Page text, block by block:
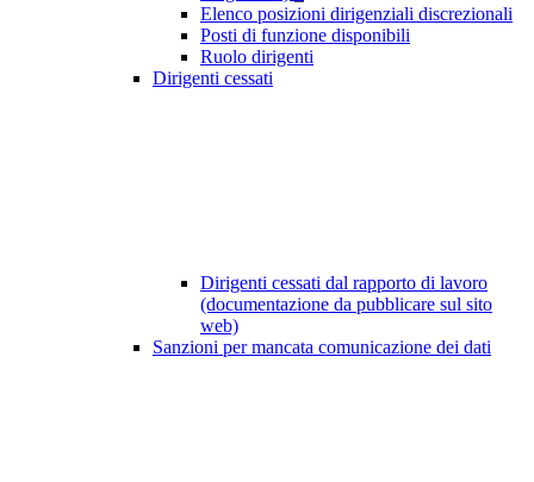
Elenco posizioni dirigenziali discrezionali
Posti di funzione disponibili
Ruolo dirigenti
Dirigenti cessati
Dirigenti cessati dal rapporto di lavoro
(documentazione da pubblicare sul sito
web)
Sanzioni per mancata comunicazione dei dati